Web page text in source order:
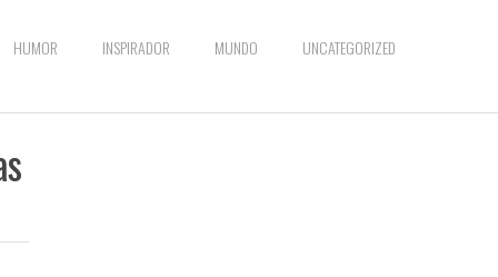
HUMOR INSPIRADOR MUNDO UNCATEGORIZED